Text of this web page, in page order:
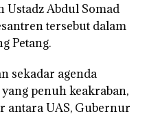
Ustadz Abdul Somad
tersebut dalam
Petang.
sekadar agenda
penuh keakraban,
antara UAS, Gubernur